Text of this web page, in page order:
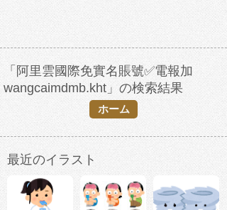
「阿里雲國際免實名賬號✅電報加
wangcaimdmb.kht」の検索結果
ホーム
最近のイラスト